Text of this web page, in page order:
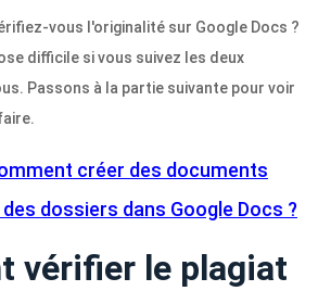
vous l'originalité sur Google Docs ?
difficile si vous suivez les deux
Passons à la partie suivante pour voir
créer des documents
dossiers dans Google Docs ?
vérifier le plagiat